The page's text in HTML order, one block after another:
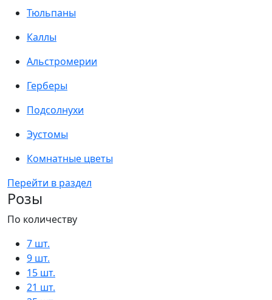
Тюльпаны
Каллы
Альстромерии
Герберы
Подсолнухи
Эустомы
Комнатные цветы
Перейти в раздел
Розы
По количеству
7 шт.
9 шт.
15 шт.
21 шт.